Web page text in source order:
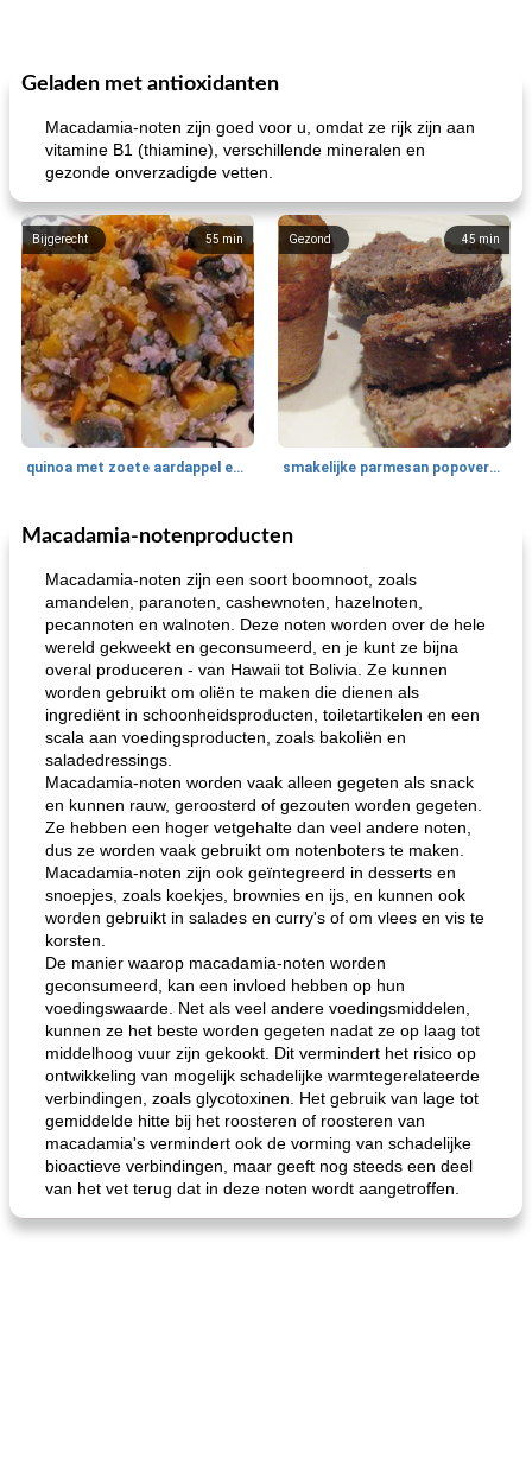
Geladen met antioxidanten
Macadamia-noten zijn goed voor u, omdat ze rijk zijn aan
vitamine B1 (thiamine), verschillende mineralen en
gezonde onverzadigde vetten.
55 min
Bijgerecht
quinoa met zoete aardappel en champignons
45min
Gezond
smakelijke parmesan popovers (gezonder!)
40min
One Dish Meal Soepen, stoofschotels en Chili
Macadamia-notenproducten
Macadamia-noten zijn een soort boomnoot, zoals
amandelen, paranoten, cashewnoten, hazelnoten,
pecannoten en walnoten. Deze noten worden over de hele
wereld gekweekt en geconsumeerd, en je kunt ze bijna
overal produceren - van Hawaii tot Bolivia. Ze kunnen
worden gebruikt om oliën te maken die dienen als
ingrediënt in schoonheidsproducten, toiletartikelen en een
scala aan voedingsproducten, zoals bakoliën en
saladedressings.
Macadamia-noten worden vaak alleen gegeten als snack
en kunnen rauw, geroosterd of gezouten worden gegeten.
Ze hebben een hoger vetgehalte dan veel andere noten,
dus ze worden vaak gebruikt om notenboters te maken.
Macadamia-noten zijn ook geïntegreerd in desserts en
snoepjes, zoals koekjes, brownies en ijs, en kunnen ook
worden gebruikt in salades en curry's of om vlees en vis te
korsten.
De manier waarop macadamia-noten worden
geconsumeerd, kan een invloed hebben op hun
voedingswaarde. Net als veel andere voedingsmiddelen,
kunnen ze het beste worden gegeten nadat ze op laag tot
middelhoog vuur zijn gekookt. Dit vermindert het risico op
ontwikkeling van mogelijk schadelijke warmtegerelateerde
verbindingen, zoals glycotoxinen. Het gebruik van lage tot
gemiddelde hitte bij het roosteren of roosteren van
macadamia's vermindert ook de vorming van schadelijke
bioactieve verbindingen, maar geeft nog steeds een deel
van het vet terug dat in deze noten wordt aangetroffen.